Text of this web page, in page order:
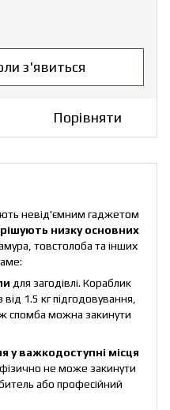
з'явиться
Порівняти
невід'ємним гаджетом
низку основних
товстолоба та інших
для загодівлі. Кораблик
1.5 кг підгодовування,
спомба можна закинути
у важкодоступні місця
не може закинути
або професійний